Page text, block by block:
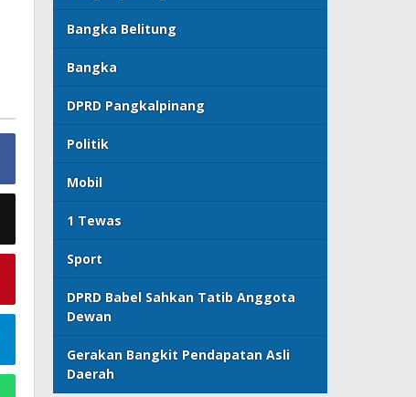
Bangka Belitung
Bangka
DPRD Pangkalpinang
Politik
Mobil
1 Tewas
Sport
DPRD Babel Sahkan Tatib Anggota
Dewan
Gerakan Bangkit Pendapatan Asli
Daerah